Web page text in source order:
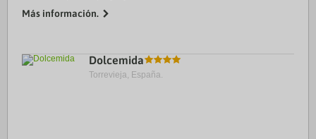
Además, este apartamento de 4 ...
Más información.
Dolcemida
Torrevieja, España.